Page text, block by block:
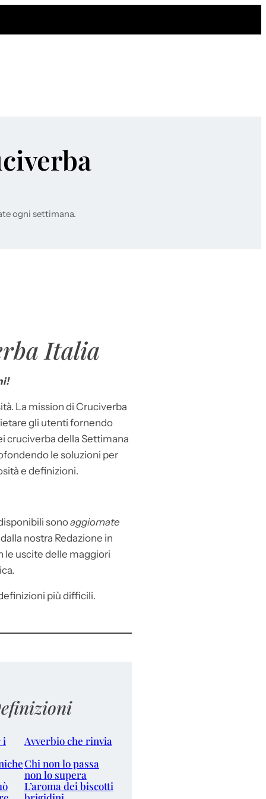
ogni settimana.
Italia
La mission di Cruciverba
gli utenti fornendo
cruciverba della Settimana
le soluzioni per
e definizioni.
sonoaggiornate
dalla nostra Redazione in
le uscite delle maggiori
più difficili.
i
Avverbio che rinvia
Chi non lo passa
non lo supera
L’aroma dei biscotti